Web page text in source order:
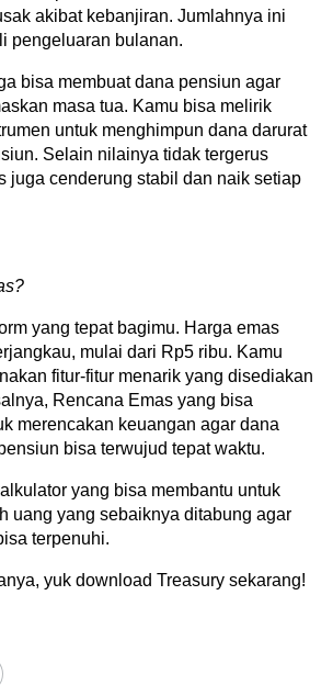
akibat kebanjiran. Jumlahnya ini
pengeluaran bulanan.
bisa membuat dana pensiun agar
masa tua. Kamu bisa melirik
untuk menghimpun dana darurat
Selain nilainya tidak tergerus
juga cenderung stabil dan naik setiap
yang tepat bagimu. Harga emas
mulai dari Rp5 ribu. Kamu
fitur-fitur menarik yang disediakan
Rencana Emas yang bisa
merencakan keuangan agar dana
bisa terwujud tepat waktu.
yang bisa membantu untuk
uang yang sebaiknya ditabung agar
terpenuhi.
yuk download Treasury sekarang!